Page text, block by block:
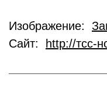
Изображение:
Сайт:
http://тсс-